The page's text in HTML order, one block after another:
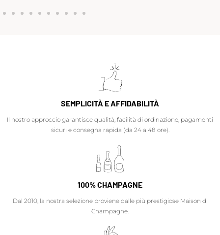
SEMPLICITÀ E AFFIDABILITÀ
Il nostro approccio garantisce qualità, facilità di ordinazione, pagamenti
sicuri e consegna rapida (da 24 a 48 ore).
100% CHAMPAGNE
Dal 2010, la nostra selezione proviene dalle più prestigiose Maison di
Champagne.